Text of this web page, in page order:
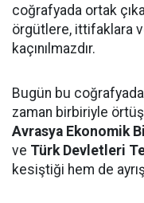
coğrafyada ortak
örgütlere, ittifaklara
kaçınılmazdır.
Bugün bu
zaman birbiriyle
Avrasya Ekonomik
ve Türk Devletleri
kesiştiği hem de